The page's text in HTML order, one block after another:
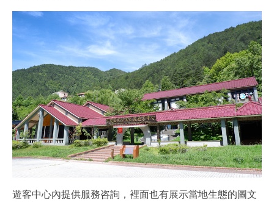
遊客中心內提供服務咨詢，裡面也有展示當地生態的圖文